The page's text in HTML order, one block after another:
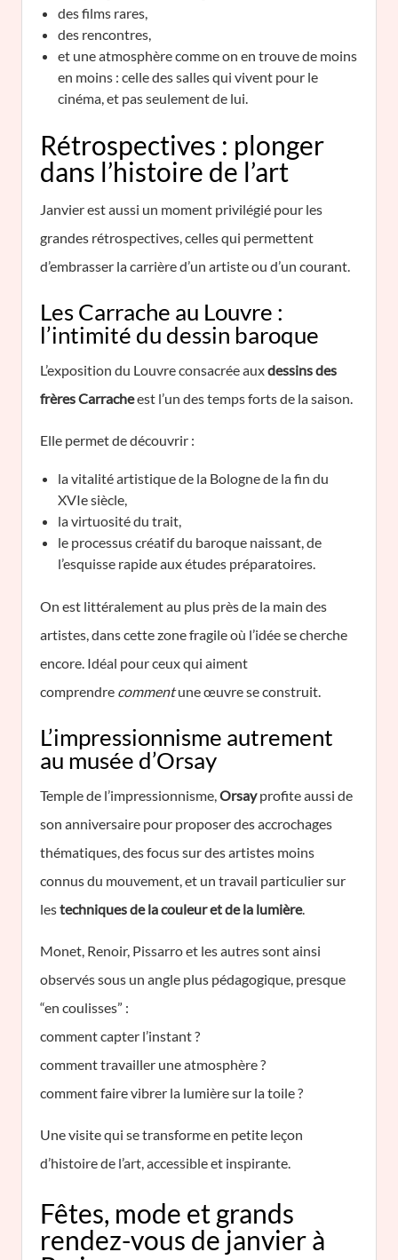
des films rares,
des rencontres,
et une atmosphère comme on en trouve de moins
en moins : celle des salles qui vivent pour le
cinéma, et pas seulement de lui.
Rétrospectives : plonger
dans l’histoire de l’art
Janvier est aussi un moment privilégié pour les
grandes rétrospectives, celles qui permettent
d’embrasser la carrière d’un artiste ou d’un courant.
Les Carrache au Louvre :
l’intimité du dessin baroque
L’exposition du Louvre consacrée auxdessins des
frères Carracheest l’un des temps forts de la saison.
Elle permet de découvrir :
la vitalité artistique de la Bologne de la fin du
XVIe siècle,
la virtuosité du trait,
le processus créatif du baroque naissant, de
l’esquisse rapide aux études préparatoires.
On est littéralement au plus près de la main des
artistes, dans cette zone fragile où l’idée se cherche
encore. Idéal pour ceux qui aiment
comprendre commentune œuvre se construit.
L’impressionnisme autrement
au musée d’Orsay
Temple de l’impressionnisme,Orsayprofite aussi de
son anniversaire pour proposer des accrochages
thématiques, des focus sur des artistes moins
connus du mouvement, et un travail particulier sur
lestechniques de la couleur et de la lumière.
Monet, Renoir, Pissarro et les autres sont ainsi
observés sous un angle plus pédagogique, presque
“en coulisses” :
comment capter l’instant ?
comment travailler une atmosphère ?
comment faire vibrer la lumière sur la toile ?
Une visite qui se transforme en petite leçon
d’histoire de l’art, accessible et inspirante.
Fêtes, mode et grands
rendez-vous de janvier à